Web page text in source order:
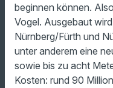
beginnen können.
Vogel. Ausgebaut
Nürnberg/Fürth und
unter anderem eine
sowie bis zu acht
Kosten: rund 90